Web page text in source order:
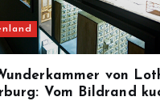
von
Vom Bildrand